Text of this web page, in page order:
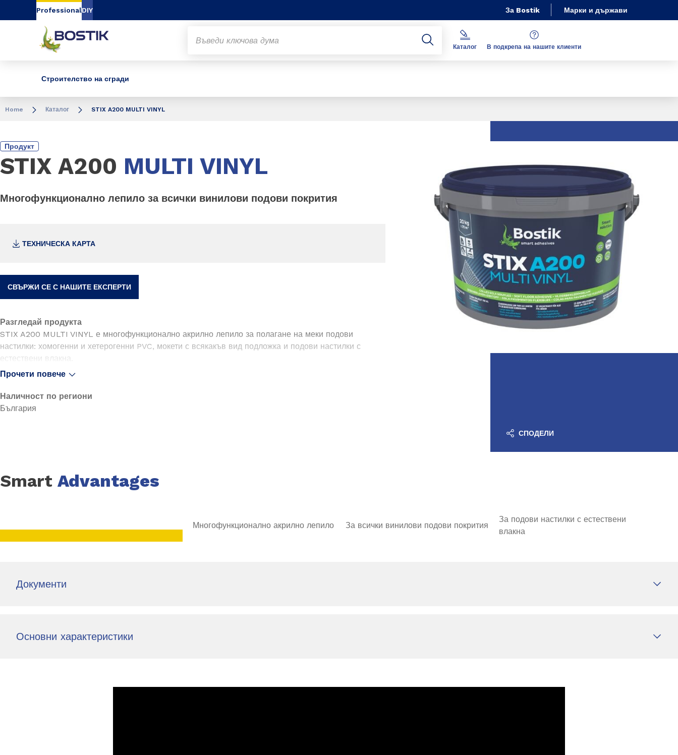
Go to content Go to navigation
ProfessionalDIY За Bostik Марки и държави
Строителство на сгради
Каталог В подкрепа на нашите клиенти
Home Каталог STIX A200 MULTI VINYL
Продукт
STIX A200 MULTI VINYL
Многофункционално лепило за всички винилови подови покрития
ТЕХНИЧЕСКА КАРТА
СВЪРЖИ СЕ С НАШИТЕ ЕКСПЕРТИ
Разгледай продукта
STIX A200 MULTI VINYL е многофункционално акрилно лепило за полагане на меки подови
настилки: хомогенни и хетерогенни PVC, мокети с всякакъв вид подложка и подови настилки с
естествени влакна.
• корк с pvc подложка
• експандиран винил
Прочети повече
Наличност по региони
България
СПОДЕЛИ
Smart Advantages
Многофункционално акрилно лепило За всички винилови подови покрития
За подови настилки с естествени
влакна
Документи
Основни характеристики